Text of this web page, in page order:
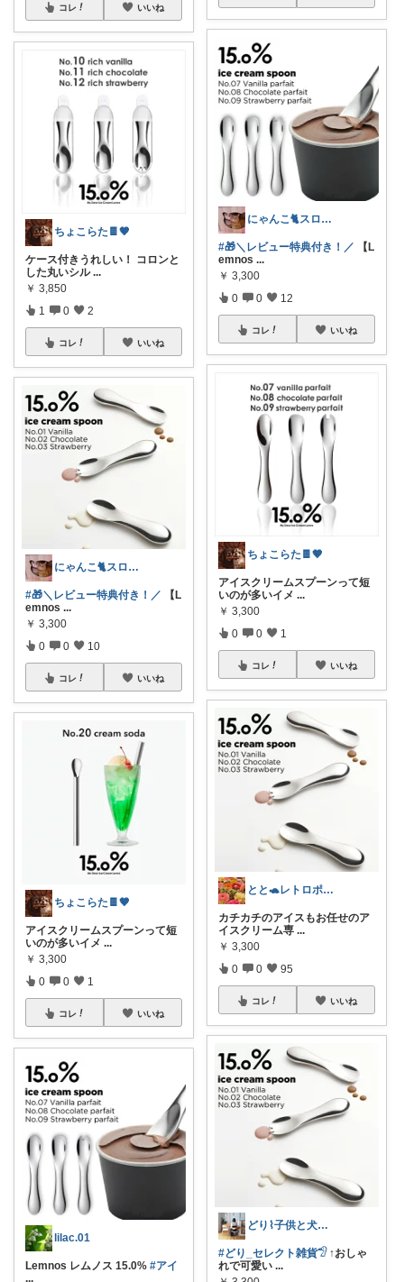
コレ いいね
ちょこらた🍫🤎
ケース付きうれしい！ コロンと
した丸いシル ...
￥ 3,850
1 0 2
コレ いいね
にゃんこ🐈スローです🐢💦
#🎁＼レビュー特典付き！／ 【L
emnos ...
￥ 3,300
0 0 10
コレ いいね
ちょこらた🍫🤎
アイスクリームスプーンって短
いのが多いイメ ...
￥ 3,300
0 0 1
コレ いいね
lilac.01
Lemnos レムノス 15.0% #アイ
...
にゃんこ🐈スローです🐢💦
#🎁＼レビュー特典付き！／ 【L
emnos ...
￥ 3,300
0 0 12
コレ いいね
ちょこらた🍫🤎
アイスクリームスプーンって短
いのが多いイメ ...
￥ 3,300
0 0 1
コレ いいね
とと🐢レトロポップとキッチン雑貨👒
カチカチのアイスもお任せのア
イスクリーム専 ...
￥ 3,300
0 0 95
コレ いいね
どり⌇ 子供と犬と暮らし
#どり_セレクト雑貨𓅿↑おしゃ
れで可愛い ...